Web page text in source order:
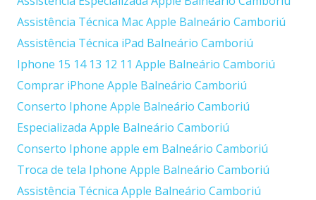
Assistência Técnica Mac Apple Balneário Camboriú
Assistência Técnica iPad Balneário Camboriú
Iphone 15 14 13 12 11 Apple Balneário Camboriú
Comprar iPhone Apple Balneário Camboriú
Conserto Iphone Apple Balneário Camboriú
Especializada Apple Balneário Camboriú
Conserto Iphone apple em Balneário Camboriú
Troca de tela Iphone Apple Balneário Camboriú
Assistência Técnica Apple Balneário Camboriú